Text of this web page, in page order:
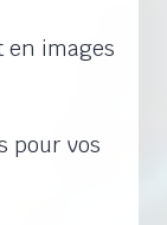
en images
pour vos